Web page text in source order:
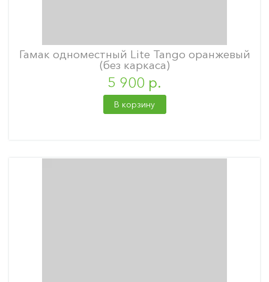
Гамак одноместный Lite Tango оранжевый
(без каркаса)
5 900 р.
В корзину